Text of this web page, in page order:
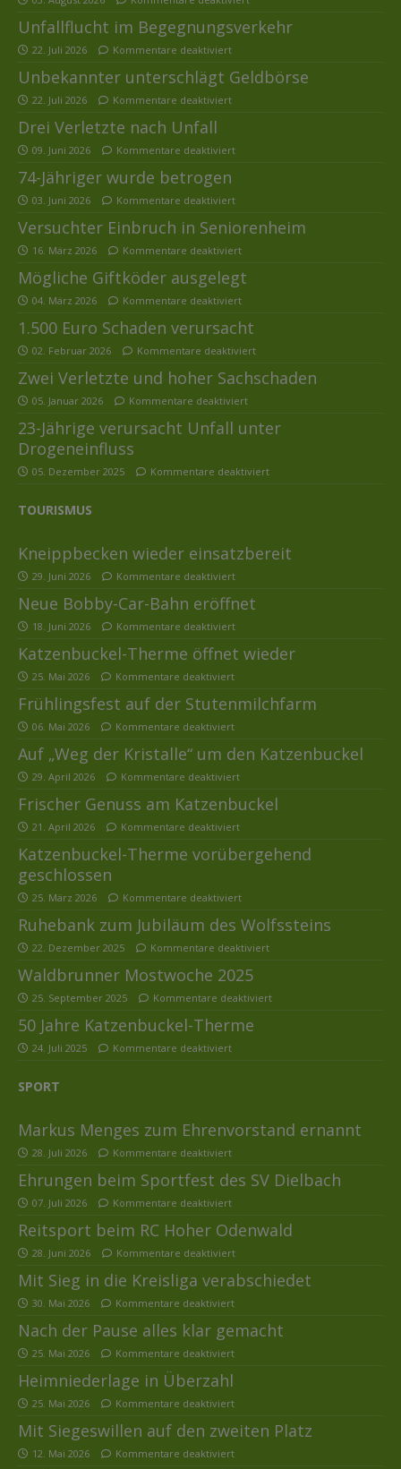
Unfallflucht im Begegnungsverkehr
22. Juli 2026 Kommentare deaktiviert
Unbekannter unterschlägt Geldbörse
22. Juli 2026 Kommentare deaktiviert
Drei Verletzte nach Unfall
09. Juni 2026 Kommentare deaktiviert
74-Jähriger wurde betrogen
03. Juni 2026 Kommentare deaktiviert
Versuchter Einbruch in Seniorenheim
16. März 2026 Kommentare deaktiviert
Mögliche Giftköder ausgelegt
04. März 2026 Kommentare deaktiviert
1.500 Euro Schaden verursacht
02. Februar 2026 Kommentare deaktiviert
Zwei Verletzte und hoher Sachschaden
05. Januar 2026 Kommentare deaktiviert
23-Jährige verursacht Unfall unter
Drogeneinfluss
05. Dezember 2025 Kommentare deaktiviert
TOURISMUS
Kneippbecken wieder einsatzbereit
29. Juni 2026 Kommentare deaktiviert
Neue Bobby-Car-Bahn eröffnet
18. Juni 2026 Kommentare deaktiviert
Katzenbuckel-Therme öffnet wieder
25. Mai 2026 Kommentare deaktiviert
Frühlingsfest auf der Stutenmilchfarm
06. Mai 2026 Kommentare deaktiviert
Auf „Weg der Kristalle“ um den Katzenbuckel
29. April 2026 Kommentare deaktiviert
Frischer Genuss am Katzenbuckel
21. April 2026 Kommentare deaktiviert
Katzenbuckel-Therme vorübergehend
geschlossen
25. März 2026 Kommentare deaktiviert
Ruhebank zum Jubiläum des Wolfssteins
22. Dezember 2025 Kommentare deaktiviert
Waldbrunner Mostwoche 2025
25. September 2025 Kommentare deaktiviert
50 Jahre Katzenbuckel-Therme
24. Juli 2025 Kommentare deaktiviert
SPORT
Markus Menges zum Ehrenvorstand ernannt
28. Juli 2026 Kommentare deaktiviert
Ehrungen beim Sportfest des SV Dielbach
07. Juli 2026 Kommentare deaktiviert
Reitsport beim RC Hoher Odenwald
28. Juni 2026 Kommentare deaktiviert
Mit Sieg in die Kreisliga verabschiedet
30. Mai 2026 Kommentare deaktiviert
Nach der Pause alles klar gemacht
25. Mai 2026 Kommentare deaktiviert
Heimniederlage in Überzahl
25. Mai 2026 Kommentare deaktiviert
Mit Siegeswillen auf den zweiten Platz
12. Mai 2026 Kommentare deaktiviert